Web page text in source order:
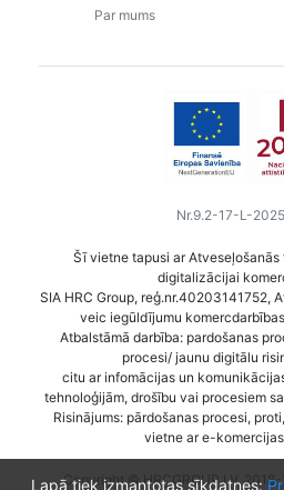
Lapā tiek izmantotas sīkdatnes:
Par mums
Nr.9.2-17-L-
Šī vietne tapusi ar
digitalizācijai
SIA HRC Group, reģ.nr.40203141752,
veic iegūldījumu
Atbalstāmā darbība: pardošanas
procesi/ jaunu digitālu
citu ar infomācijas un
tehnoloģijām, drošību vai procesiem
Risinājums: pārdošanas procesi,
vietne ar e-
Copyright © HRCGROUP.LV,